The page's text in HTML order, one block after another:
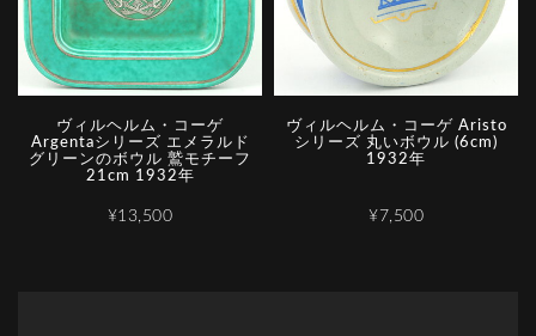
ヴィルヘルム・コーゲ
Argentaシリーズ エメラルド
グリーンのボウル 鷲モチーフ
21cm 1932年
¥13,500
ヴィルヘルム・コーゲ Aristo
シリーズ 丸いボウル (6cm)
1932年
¥7,500